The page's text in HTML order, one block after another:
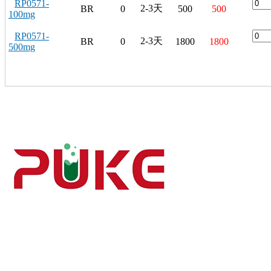
RP0571-
100mg
BR 0 2-3天 500 500
RP0571-
500mg
BR 0 2-3天 1800 1800